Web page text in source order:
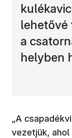
lehetővé
a
helyben
„A
vezetjük, ahol